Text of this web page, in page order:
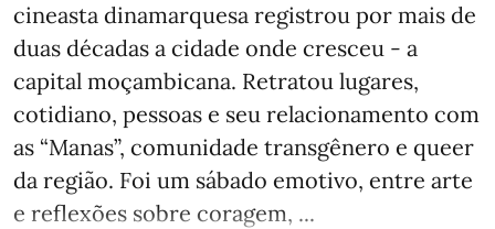
cineasta dinamarquesa registrou por mais de
duas décadas a cidade onde cresceu - a
capital moçambicana. Retratou lugares,
cotidiano, pessoas e seu relacionamento com
as “Manas”, comunidade transgênero e queer
da região. Foi um sábado emotivo, entre arte
e reflexões sobre coragem, ...